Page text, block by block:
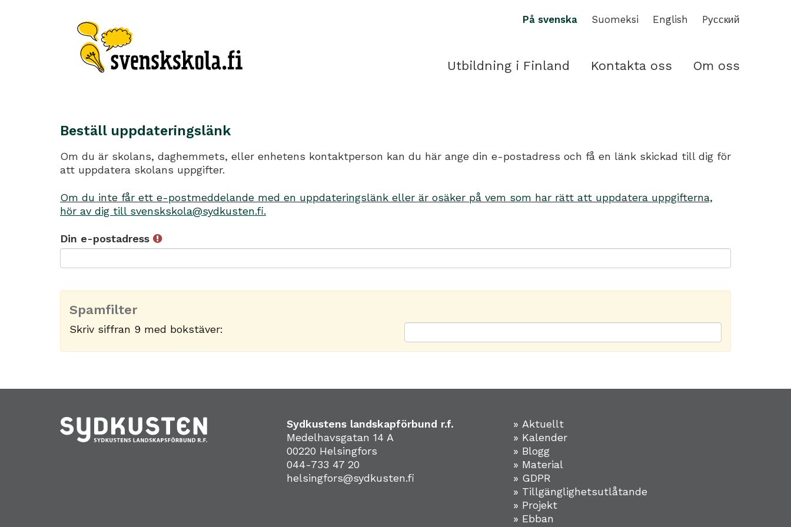
På svenska Suomeksi English Pусский
Utbildning i Finland Kontakta oss Om oss
Beställ uppdateringslänk
Om du är skolans, daghemmets, eller enhetens kontaktperson kan du här ange din e-postadress och få en länk skickad till dig för
att uppdatera skolans uppgifter.
Om du inte får ett e-postmeddelande med en uppdateringslänk eller är osäker på vem som har rätt att uppdatera uppgifterna,
hör av dig till svenskskola@sydkusten.fi.
Din e-postadress
Spamfilter
Skriv siffran 9 med bokstäver:
Sydkustens landskapförbund r.f.
Medelhavsgatan 14 A
00220 Helsingfors
044-733 47 20
helsingfors@sydkusten.fi
» Aktuellt
» Kalender
» Blogg
» Material
» GDPR
» Tillgänglighetsutlåtande
» Projekt
» Ebban